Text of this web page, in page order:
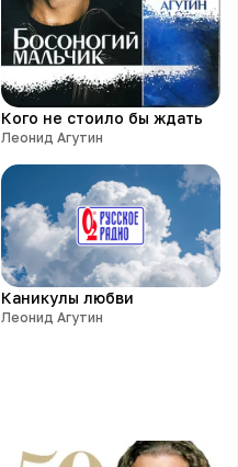
Кого не стоило бы ждать
Леонид Агутин
Каникулы любви
Леонид Агутин